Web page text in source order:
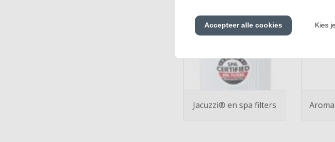
Jacuzzi® en spa filters
Accepteer alle cookies Kies